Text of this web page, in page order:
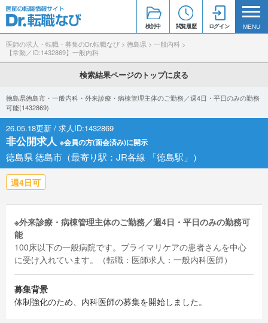
検討中 閲覧履歴 ログイン MENU
医師の求人・転職・募集のDr.転職なび > 徳島県 > 一般内科 >
【常勤／ID:1432869】一般内科
検索結果ページのトップに戻る
徳島県徳島市・一般内科・外来診療・病棟管理主体のご勤務／週4日・平日のみの勤務
可能(1432869)
26.05.18更新 / 求人ID:1432869
非公開求人 ※会員の方(面会済み)に開示
徳島県 徳島市（最寄り駅：JR各線 「徳島駅」）
週4日可
※外来診療・病棟管理主体のご勤務／週4日・平日のみの勤務可
能
100床以下の一般病院です。プライマリケアの患者さんを中心
に受け入れています。（転職：医師求人：一般内科医師）
募集背景
体制強化のため、内科医師の募集を開始しました。